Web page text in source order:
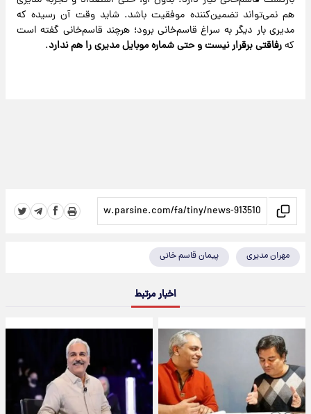
هم نمی‌تواند تضمین‌کننده موفقیت باشد. شاید وقت آن رسیده که
مدیری بار دیگر به سراغ قاسم‌خانی برود؛ هرچند قاسم‌خانی گفته است
کهرفاقتی برقرار نیست و حتی شماره موبایل مدیری را هم ندارد.
مهران مدیری پیمان قاسم خانی
اخبار مرتبط